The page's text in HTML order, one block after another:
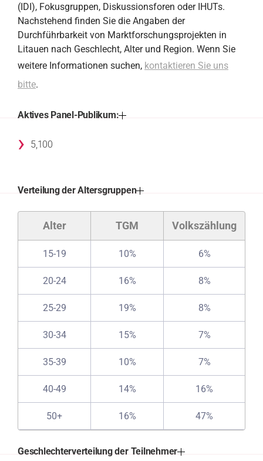
(IDI), Fokusgruppen, Diskussionsforen oder IHUTs.
Nachstehend finden Sie die Angaben der
Durchführbarkeit von Marktforschungsprojekten in
Litauen nach Geschlecht, Alter und Region. Wenn Sie
weitere Informationen suchen, kontaktieren Sie uns
bitte.
Aktives Panel-Publikum:
› 5,100
Verteilung der Altersgruppen
Alter TGM Volkszählung
15-19 10% 6%
20-24 16% 8%
25-29 19% 8%
30-34 15% 7%
35-39 10% 7%
40-49 14% 16%
50+ 16% 47%
Geschlechterverteilung der Teilnehmer